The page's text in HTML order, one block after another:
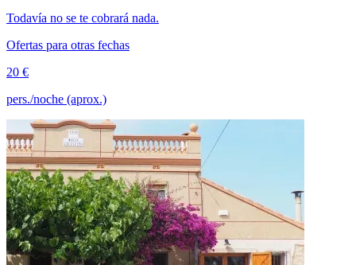
Todavía no se te cobrará nada.
Ofertas para otras fechas
20 €
pers./noche (aprox.)